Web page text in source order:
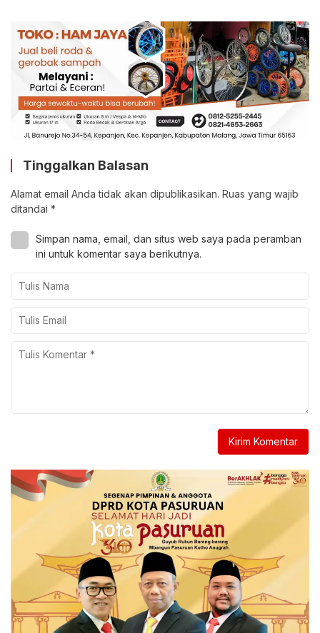
Tinggalkan Balasan
Alamat email Anda tidak akan dipublikasikan. Ruas yang wajib
ditandai *
Simpan nama, email, dan situs web saya pada peramban
ini untuk komentar saya berikutnya.